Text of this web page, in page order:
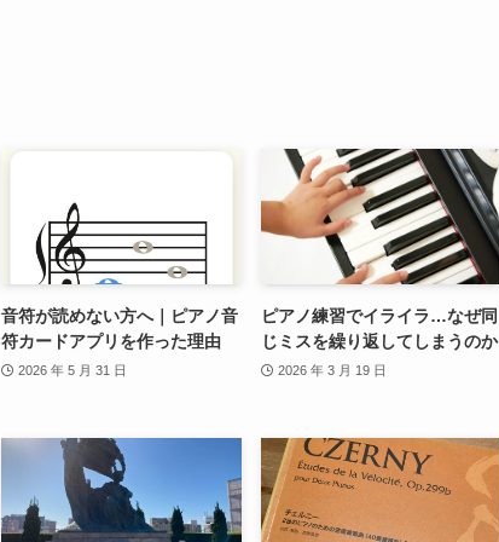
音符が読めない方へ｜ピアノ音
符カードアプリを作った理由
2026 年 5 月 31 日
ピアノ練習でイライラ…なぜ同
じミスを繰り返してしまうのか
2026 年 3 月 19 日